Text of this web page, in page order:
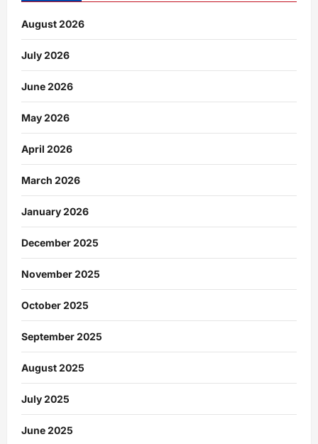
August 2026
July 2026
June 2026
May 2026
April 2026
March 2026
January 2026
December 2025
November 2025
October 2025
September 2025
August 2025
July 2025
June 2025